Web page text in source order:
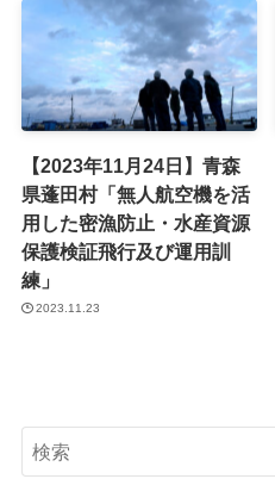
【2023年11月24日】青森
県蓬田村「無人航空機を活
用した密漁防止・水産資源
保護検証飛行及び運用訓
練」
2023.11.23